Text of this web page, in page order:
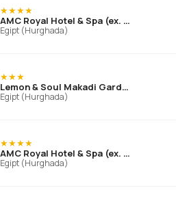
★★★★
AMC Royal Hotel & Spa (ex. AMC Azur Resort)
Egipt (Hurghada)
★★★
Lemon & Soul Makadi Garden (ex Labranda Garden Makadi)
Egipt (Hurghada)
★★★★
AMC Royal Hotel & Spa (ex. AMC Azur Resort)
Egipt (Hurghada)